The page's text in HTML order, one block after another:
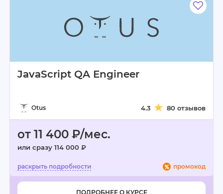
JavaScript QA Engineer
Otus 4.3 80 отзывов
от 11 400 ₽/мес.
или сразу 114 000 ₽
промокод
ПОДРОБНЕЕ О КУРСЕ